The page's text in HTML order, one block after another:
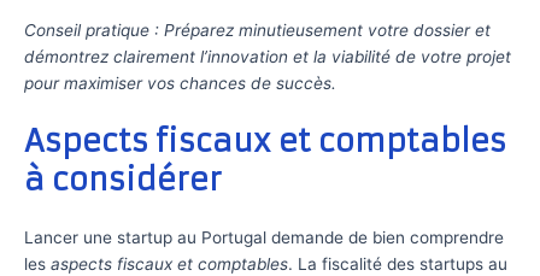
Conseil pratique : Préparez minutieusement votre dossier et
démontrez clairement l’innovation et la viabilité de votre projet
pour maximiser vos chances de succès.
Aspects fiscaux et comptables
à considérer
Lancer une startup au Portugal demande de bien comprendre
les aspects fiscaux et comptables. La fiscalité des startups au